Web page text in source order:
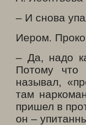
– И снова
Иером.
– Да, надо
Потому что
называл,
там
пришел в
он –